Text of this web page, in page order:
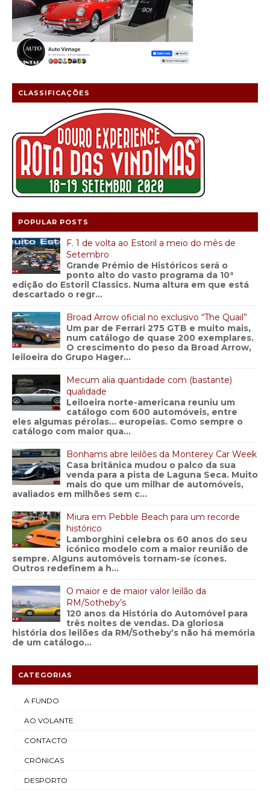
CLASSIFICAÇÕES
POPULAR POSTS
F. 1 de volta ao Estoril a meio do mês de
Setembro
Grande Prémio de Históricos será o
ponto alto do vasto programa da 10ª
edição do Estoril Classics. Numa altura em que está
descartado o regr...
Broad Arrow oficial no exclusivo “The Quail”
Um par de Ferrari 275 GTB e muito mais,
num catálogo de quase 200 exemplares.
O crescimento do peso da Broad Arrow,
leiloeira do Grupo Hager...
Mecum alia quantidade com (bastante)
qualidade
Leiloeira norte-americana reuniu um
catálogo com 600 automóveis, entre
eles algumas pérolas… europeias. Como sempre o
catálogo com maior qua...
Bonhams abre leilões da Monterey Car Week
Casa britânica mudou o palco da sua
venda para a pista de Laguna Seca. Muito
mais do que um milhar de automóveis,
avaliados em milhões sem c...
Miura em Pebble Beach para um recorde
histórico
Lamborghini celebra os 60 anos do seu
icónico modelo com a maior reunião de
sempre. Alguns automóveis tornam-se ícones.
Outros redefinem a h...
O maior e de maior valor leilão da
RM/Sotheby’s
120 anos da História do Automóvel para
três noites de vendas. Da gloriosa
história dos leilões da RM/Sotheby’s não há memória
de um catálogo...
CATEGORIAS
A FUNDO
AO VOLANTE
CONTACTO
CRÓNICAS
DESPORTO